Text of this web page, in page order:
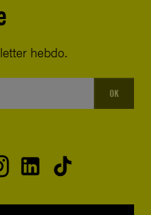
hebdo.
OK